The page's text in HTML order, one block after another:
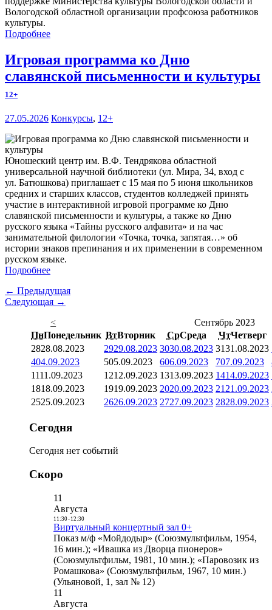
Вологодской областной организации профсоюза работников
культуры.
Подробнее
Игровая программа ко Дню
славянской письменности и культуры
12+
27.05.2026 Конкурсы, 12+
Юношеский центр им. В.Ф. Тендрякова областной
универсальной научной библиотеки (ул. Мира, 34, вход с
ул. Батюшкова) приглашает с 15 мая по 5 июня школьников
средних и старших классов, студентов колледжей принять
участие в интерактивной игровой программе ко Дню
славянской письменности и культуры, а также ко Дню
русского языка «Тайны русского алфавита» и на час
занимательной филологии «Точка, точка, запятая…» об
истории знаков препинания и их применении в современном
русском языке.
Подробнее
← Предыдущая
Следующая →
<
Сентябрь 2023
ПнПонедельник ВтВторник СрСреда ЧтЧетверг
2828.08.2023 2929.08.2023 3030.08.2023 3131.08.2023
404.09.2023 505.09.2023 606.09.2023 707.09.2023
1111.09.2023 1212.09.2023 1313.09.2023 1414.09.2023
1818.09.2023 1919.09.2023 2020.09.2023 21 21.09.2023
2525.09.2023 2626.09.2023 2727.09.2023 2828.09.2023
Сегодня
Сегодня нет событий
Скоро
11
Августа
11:30- 12:30
Виртуальный концертный зал 0+
Показ м/ф «Мойдодыр» (Союзмультфильм, 1954,
16 мин.); «Ивашка из Дворца пионеров»
(Союзмультфильм, 1981, 10 мин.); «Паровозик из
Ромашкова» (Союзмультфильм, 1967, 10 мин.)
(Ульяновой, 1, зал № 12)
11
Августа